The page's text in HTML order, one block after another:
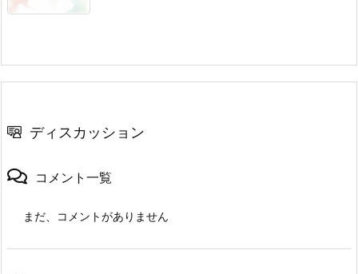
ディスカッション
コメント一覧
まだ、コメントがありません